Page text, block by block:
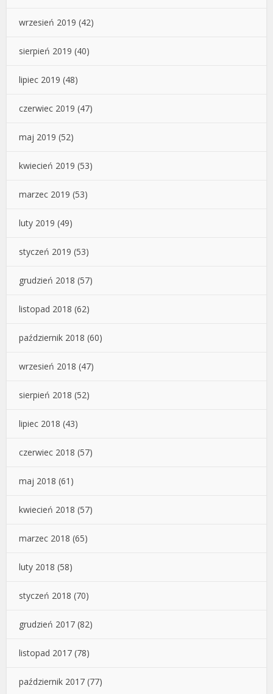
wrzesień 2019 (42)
sierpień 2019 (40)
lipiec 2019 (48)
czerwiec 2019 (47)
maj 2019 (52)
kwiecień 2019 (53)
marzec 2019 (53)
luty 2019 (49)
styczeń 2019 (53)
grudzień 2018 (57)
listopad 2018 (62)
październik 2018 (60)
wrzesień 2018 (47)
sierpień 2018 (52)
lipiec 2018 (43)
czerwiec 2018 (57)
maj 2018 (61)
kwiecień 2018 (57)
marzec 2018 (65)
luty 2018 (58)
styczeń 2018 (70)
grudzień 2017 (82)
listopad 2017 (78)
październik 2017 (77)